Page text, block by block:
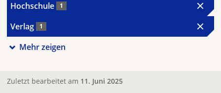
Hochschule 1
Verlag 1
Mehr zeigen
Zuletzt bearbeitet am 11. Juni 2025